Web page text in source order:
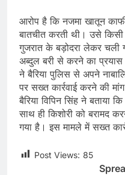
आरोप है कि नजमा खातून
बातचीत करती थी। उसे
गुजरात के बड़ोदरा लेकर चली
अब्दुल बरी से करने का प्रयास
ने बैरिया पुलिस से अपने
पर सख्त कार्रवाई करने की
बैरिया विपिन सिंह ने बताया
साथ ही किशोरी को बरामद
गया है। इस मामले में सख्त
Post Views: 85